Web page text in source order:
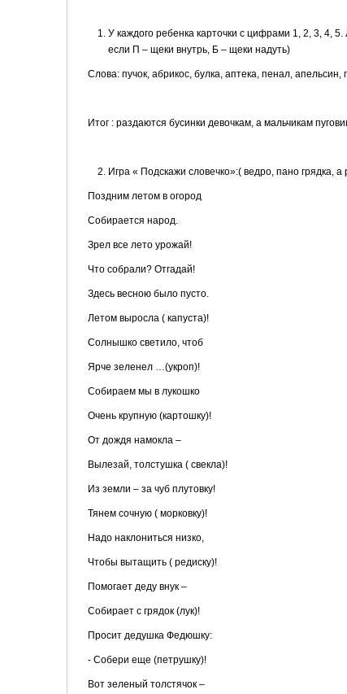
У каждого ребенка карточки с цифрами 1, 2, 3, 4,
если П – щеки внутрь, Б – щеки надуть)
Слова: пучок, абрикос, булка, аптека, пенал, апельсин,
Итог : раздаются бусинки девочкам, а мальчикам
Игра « Подскажи словечко»:( ведро, пано грядка,
Поздним летом в огород
Собирается народ.
Зрел все лето урожай!
Что собрали? Отгадай!
Здесь весною было пусто.
Летом выросла ( капуста)!
Солнышко светило, чтоб
Ярче зеленел …(укроп)!
Собираем мы в лукошко
Очень крупную (картошку)!
От дождя намокла –
Вылезай, толстушка ( свекла)!
Из земли – за чуб плутовку!
Тянем сочную ( морковку)!
Надо наклониться низко,
Чтобы вытащить ( редиску)!
Помогает деду внук –
Собирает с грядок (лук)!
Просит дедушка Федюшку:
- Собери еще (петрушку)!
Вот зеленый толстячок –